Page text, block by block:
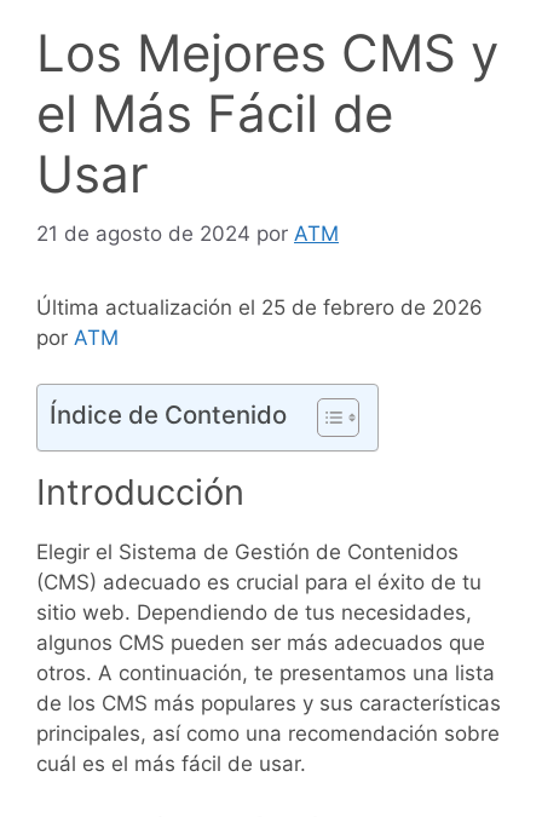
Los Mejores CMS y
el Más Fácil de
Usar
21 de agosto de 2024 por ATM
Última actualización el 25 de febrero de 2026
por ATM
Índice de Contenido
Introducción
Elegir el Sistema de Gestión de Contenidos
(CMS) adecuado es crucial para el éxito de tu
sitio web. Dependiendo de tus necesidades,
algunos CMS pueden ser más adecuados que
otros. A continuación, te presentamos una lista
de los CMS más populares y sus características
principales, así como una recomendación sobre
cuál es el más fácil de usar.